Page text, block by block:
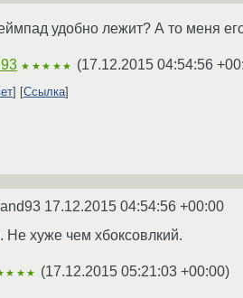
удобно лежит? А то меня
★★★★★ (17.12.2015 04:54:56
Ссылка
17.12.2015 04:54:56 +00:00
Не хуже чем хбоксовлкий.
(17.12.2015 05:21:03 +00:00)